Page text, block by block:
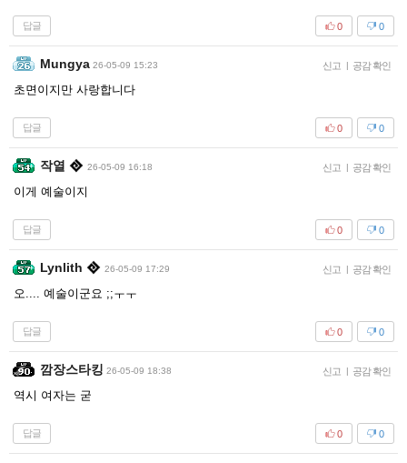
답글 0
0
Mungya 26-05-09 15:23 신고 공감 확인
초면이지만 사랑합니다
답글 0
0
작열 26-05-09 16:18 신고 공감 확인
이게 예술이지
답글 0
0
Lynlith 26-05-09 17:29 신고 공감 확인
오.... 예술이군요 ;;ㅜㅜ
답글 0
0
깜장스타킹 26-05-09 18:38 신고 공감 확인
역시 여자는 굳
답글 0
0